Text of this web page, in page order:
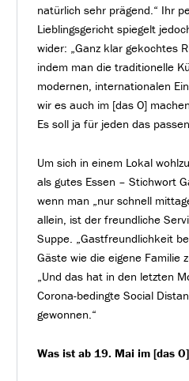
natürlich sehr prägend.“ Ihr
Lieblingsgericht spiegelt
wider: „Ganz klar gekochtes
indem man die traditionelle
modernen, internationalen
wir es auch im [das O]
Es soll ja für jeden das
Um sich in einem Lokal
als gutes Essen – Stichwort
wenn man „nur schnell
allein, ist der freundliche
Suppe. „Gastfreundlichkeit
Gäste wie die eigene Familie
„Und das hat in den letzten
Corona-bedingte Social
gewonnen.“
Was ist ab 19. Mai im [das